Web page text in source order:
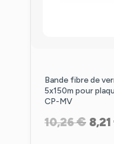
Bande fibre de
5x150m pour
CP-MV
10,26€ Le
8,21